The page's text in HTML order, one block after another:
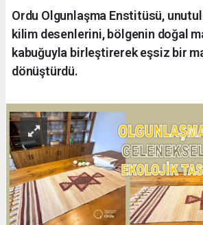
Ordu Olgunlaşma Enstitüsü,
kilim desenlerini, bölgenin doğal
kabuğuyla birleştirerek eşsiz bir
dönüştürdü.